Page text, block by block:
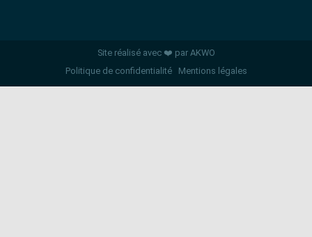
Site réalisé avec ❤️ par AKWO
Politique de confidentialité
Mentions légales